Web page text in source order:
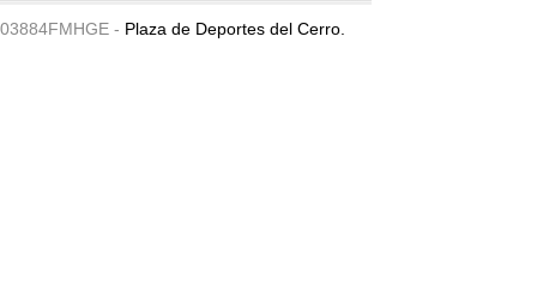
03884FMHGE - Plaza de Deportes del Cerro.